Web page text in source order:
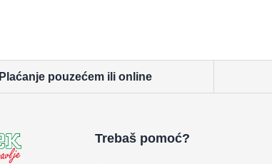
Plaćanje pouzećem ili online
Trebaš pomoć?